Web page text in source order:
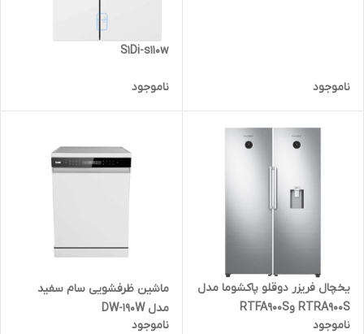
ناموجود
S1Di-s110w
ناموجود
یخچال فریزر دوقلو پاکشوما مدل
RTRA900S وRTFA900S
ناموجود
ماشین ظرفشویی سام سفید
مدل DW-190W
ناموجود